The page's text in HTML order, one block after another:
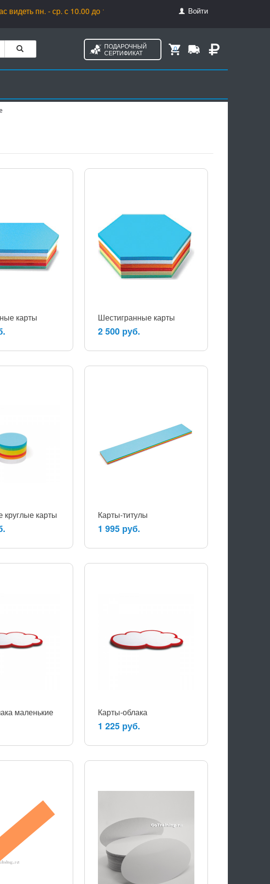
ср. с 10.00 до 18.00, чт. с 10.00 до 20.00, пт. с 10.00 до 17.00
Войти
ПОДАРОЧНЫЙ
СЕРТИФИКАТ
0
карты Шестигранные карты
2 500 руб.
круглые карты Карты-титулы
1 995 руб.
маленькие Карты-облака
1 225 руб.